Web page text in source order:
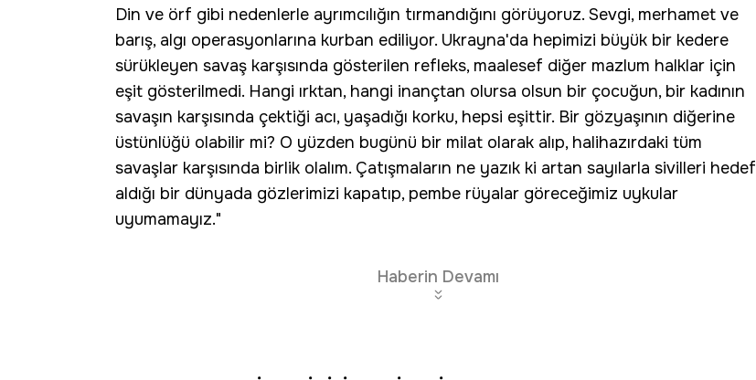
Din ve örf gibi nedenlerle ayrımcılığın tırmandığını görüyoruz. Sevgi, merhamet ve
barış, algı operasyonlarına kurban ediliyor. Ukrayna'da hepimizi büyük bir kedere
sürükleyen savaş karşısında gösterilen refleks, maalesef diğer mazlum halklar için
eşit gösterilmedi. Hangi ırktan, hangi inançtan olursa olsun bir çocuğun, bir kadının
savaşın karşısında çektiği acı, yaşadığı korku, hepsi eşittir. Bir gözyaşının diğerine
üstünlüğü olabilir mi? O yüzden bugünü bir milat olarak alıp, halihazırdaki tüm
savaşlar karşısında birlik olalım. Çatışmaların ne yazık ki artan sayılarla sivilleri hedef
aldığı bir dünyada gözlerimizi kapatıp, pembe rüyalar göreceğimiz uykular
uyumamayız."
Haberin Devamı